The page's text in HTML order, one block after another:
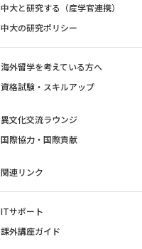
中大と研究する（産学官連携）
中大の研究ポリシー
海外留学を考えている方へ
資格試験・スキルアップ
異文化交流ラウンジ
国際協力・国際貢献
関連リンク
ITサポート
課外講座ガイド